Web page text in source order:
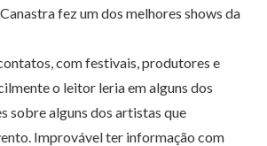
Canastra fez um dos melhores shows da
com festivais, produtores e
o leitor leria em alguns dos
sobre alguns dos artistas que
Improvável ter informação com